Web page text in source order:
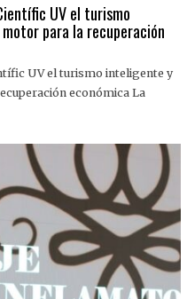
UV el turismo
para la recuperación
UV el turismo inteligente y
económica La